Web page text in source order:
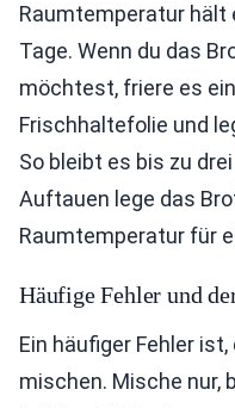
Raumtemperatur hält
Tage. Wenn du das
möchtest, friere es
Frischhaltefolie und
So bleibt es bis zu
Auftauen lege das
Raumtemperatur für
Häufige Fehler und
Ein häufiger Fehler
mischen. Mische nur,